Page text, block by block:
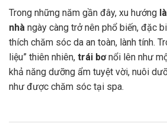
Trong những năm gần đây, xu hướng
nhà ngày càng trở nên phổ biến, đặc
thích chăm sóc da an toàn, lành tính.
liệu” thiên nhiên, trái bơnổi lên như
khả năng dưỡng ẩm tuyệt vời, nuôi
như được chăm sóc tại spa.